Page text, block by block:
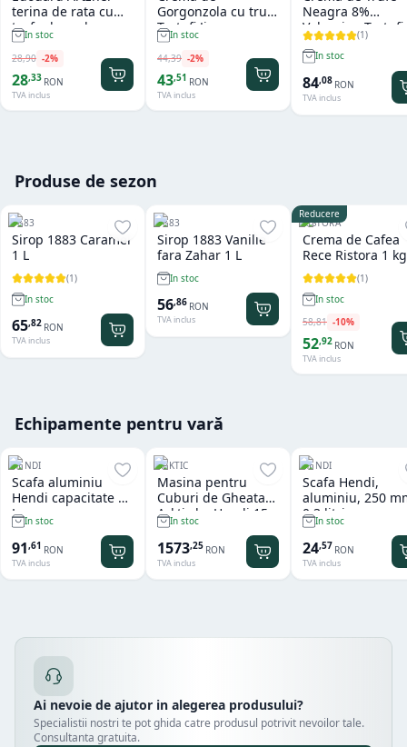
terina de rata cu
trufe de padure
100g
In stoc
28,90 -2%
28,33 RON
TVA inclus
Gorgonzola cu trufe
Tartufi Jimmy
In stoc
44,39 -2%
43,51 RON
TVA inclus
Neagra 8%
Valnerina Tartufi
500 gr
(1)
In stoc
84,08 RON
TVA inclus
Produse de sezon
1883
Sirop 1883 Caramel
1 L
(1)
In stoc
65,82 RON
TVA inclus
1883
Sirop 1883 Vanilie
fara Zahar 1 L
In stoc
56,86 RON
TVA inclus
Reducere
RISTORA
Crema de Cafea
Rece Ristora 1 kg
(1)
In stoc
58,81 -10%
52,92 RON
TVA inclus
Echipamente pentru vară
HENDI
Scafa aluminiu
Hendi capacitate 2
L In stoc
91,61 RON
TVA inclus
ARKTIC
Masina pentru
Cuburi de Gheata
Arktic by Hendi 15
kgIn stoc
1573,25 RON
TVA inclus
HENDI
Scafa Hendi,
aluminiu, 250
0.3 litri
In stoc
24,57 RON
TVA inclus
Ai nevoie de ajutor in alegerea produsului?
Specialistii nostri te pot ghida catre produsul potrivit nevoilor tale.
Consultanta gratuita.